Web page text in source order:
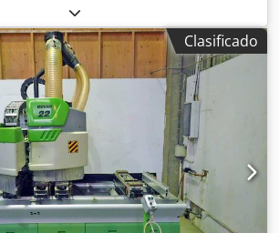
Rover 22. Cjdpfx Aozhl Iajkqerf
No introduce ni extrae todas las
En el último período, ha
sola herramienta. El precio indicado
precio neto, al que se debe añadir el
puede ver en Starachowice, en la calle
13. Contacto telefónico de 7:00 a
Clasificado